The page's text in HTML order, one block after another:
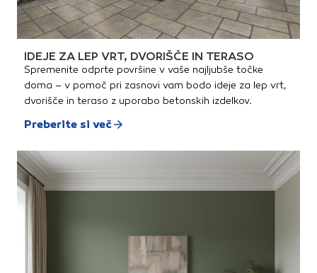
IDEJE ZA LEP VRT, DVORIŠČE IN TERASO
Spremenite odprte površine v vaše najljubše točke
doma – v pomoč pri zasnovi vam bodo ideje za lep vrt,
dvorišče in teraso z uporabo betonskih izdelkov.
Preberite si več